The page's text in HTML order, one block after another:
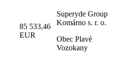
85 533,46
EUR
Superyde Group
Komárno s. r. o.
Obec Plavé
Vozokany